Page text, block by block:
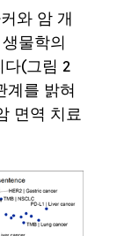
와 암 개
물학의
(그림 2
계를 밝혀
면역 치료